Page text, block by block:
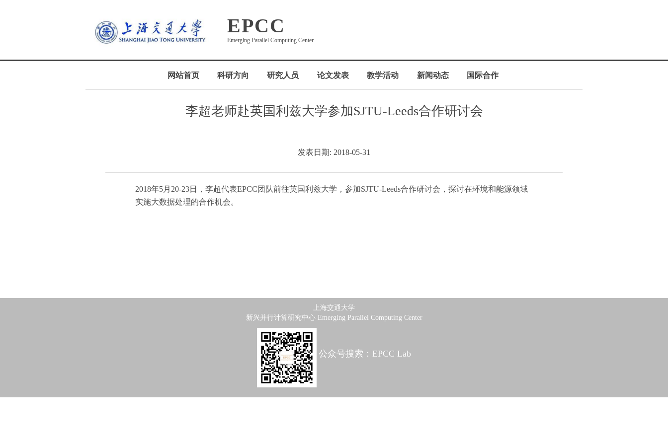
EPCC
Emerging Parallel Computing Center
网站首页 科研方向 研究人员 论文发表 教学活动 新闻动态 国际合作
李超老师赴英国利兹大学参加SJTU-Leeds合作研讨会
发表日期: 2018-05-31
2018年5月20-23日，李超代表EPCC团队前往英国利兹大学，参加SJTU-Leeds合作研讨会，探讨在环境和能源领域
实施大数据处理的合作机会。
上海交通大学
新兴并行计算研究中心 Emerging Parallel Computing Center
公众号搜索：EPCC Lab